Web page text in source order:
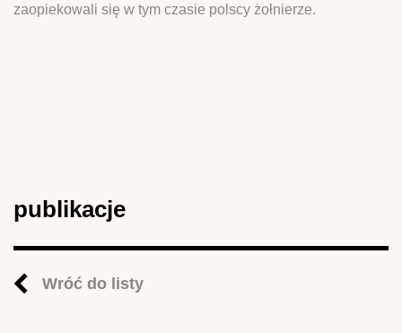
zaopiekowali się w tym czasie polscy żołnierze.
publikacje
Wróć do listy